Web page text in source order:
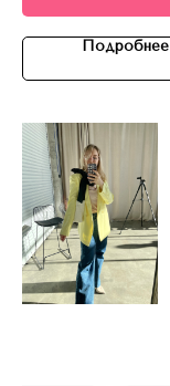
Подробнее